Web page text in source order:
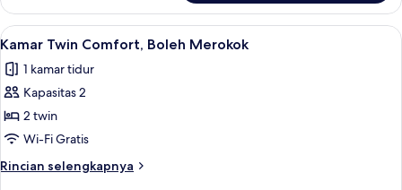
Kamar
Twin,
Boleh
Lihat
semua
foto
untuk
Kamar
Twin
Comfort,
Boleh
Meja kerja, Wi-Fi gratis, dan seprai
6
Kamar Twin Comfort, Boleh Merokok
1 kamar tidur
Kapasitas 2
2 twin
Wi-Fi Gratis
Rincian selengkapnya
Rincian